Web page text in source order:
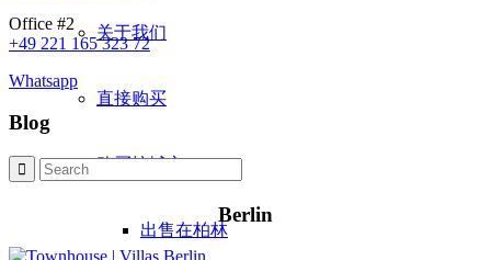
关于我们
直接购买
购买按城市
出售在柏林
Office #2
+49 221 165 323 72
Whatsapp
Blog
Berlin